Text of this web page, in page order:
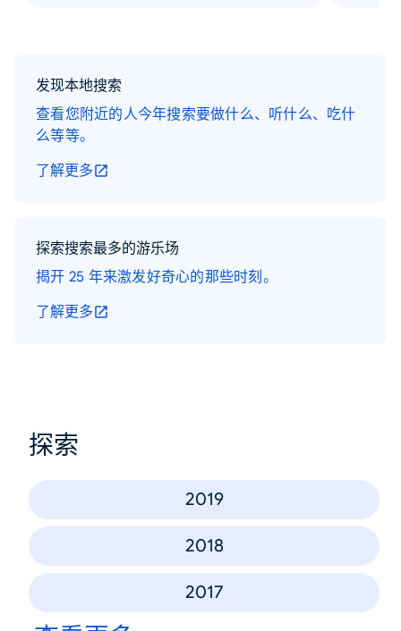
发现本地搜索
查看您附近的人今年搜索要做什么、听什么、吃什
么等等。
了解更多
探索搜索最多的游乐场
揭开 25 年来激发好奇心的那些时刻。
了解更多
探索
2019
2018
2017